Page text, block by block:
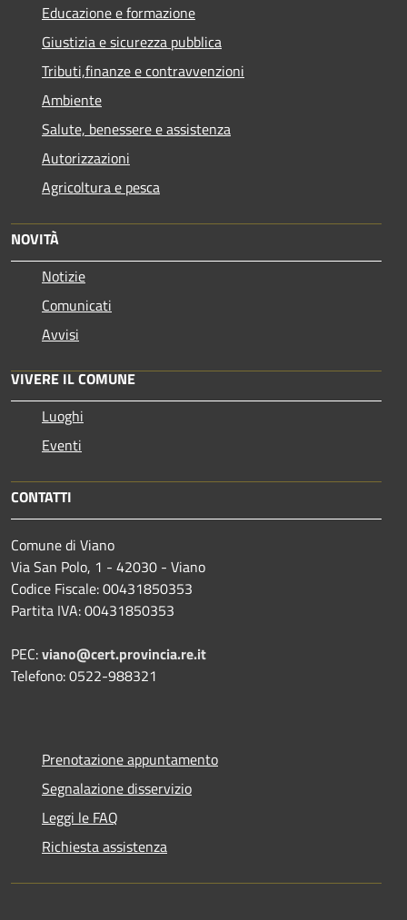
Educazione e formazione
Giustizia e sicurezza pubblica
Tributi,finanze e contravvenzioni
Ambiente
Salute, benessere e assistenza
Autorizzazioni
Agricoltura e pesca
NOVITÀ
Notizie
Comunicati
Avvisi
VIVERE IL COMUNE
Luoghi
Eventi
CONTATTI
Comune di Viano
Via San Polo, 1 - 42030 - Viano
Codice Fiscale: 00431850353
Partita IVA: 00431850353
PEC:viano@cert.provincia.re.it
Telefono: 0522-988321
Prenotazione appuntamento
Segnalazione disservizio
Leggi le FAQ
Richiesta assistenza